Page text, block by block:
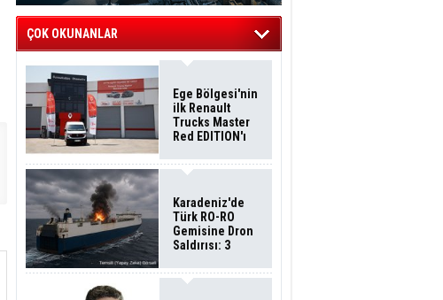
ÇOK OKUNANLAR
Ege Bölgesi'nin
ilk Renault
Trucks Master
Red EDITION'ı
Filosuna Katıldı
Karadeniz'de
Türk RO-RO
Gemisine Dron
Saldırısı: 3
Durumu Ağır